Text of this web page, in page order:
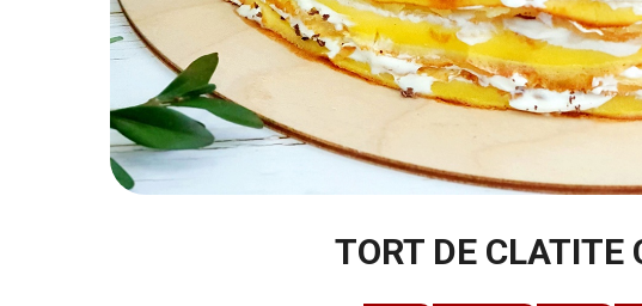
TORT DE CLATITE